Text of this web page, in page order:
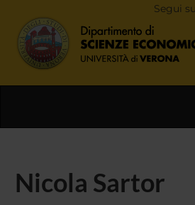
Segui su
Nicola Sartor